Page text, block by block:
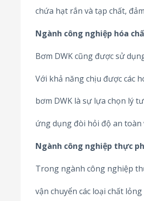
chứa hạt rắn và tạp chất,
Ngành công nghiệp hóa
Bơm DWK cũng được sử
Với khả năng chịu được các
bơm DWK là sự lựa chọn lý
ứng dụng đòi hỏi độ an toàn
Ngành công nghiệp thực
Trong ngành công nghiệp
vận chuyển các loại chất